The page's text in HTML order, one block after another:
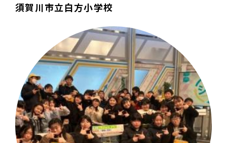
須賀川市立白方小学校